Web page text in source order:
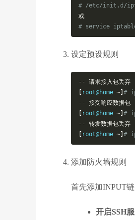
# /etc/init.d/
或
# service
设定预设规则
-- 请求接入包丢弃
root@home ~] #
-- 接受响应数据包
root@home ~] #
-- 转发数据包丢弃
root@home ~] #
添加防火墙规则
首先添加INPUT
开启SSH